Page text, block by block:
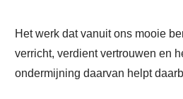
Het werk dat vanuit ons mooie
verricht, verdient vertrouwen en
ondermijning daarvan helpt